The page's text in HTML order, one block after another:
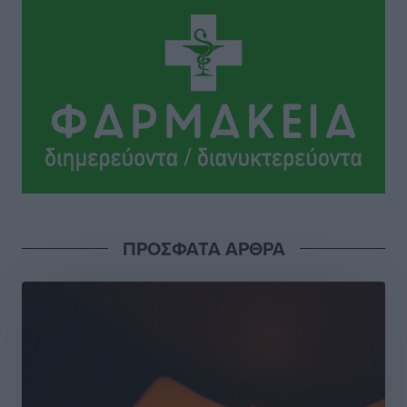
Οδηγός στη Ρόδο τράκαρε σταθμευμένο αυτοκίνητο,
παρέσυρε 72χρονο και διέφυγε
πριν 21 ώρες
Το νέο Ειδικό Χωροταξικό για τον Τουρισμό
ξανασχεδιάζει τον επενδυτικό χάρτη της Ρόδου
Υγείας πρέπει να φτάνει σε κάθε γωνιά – Ενισχύουμε
πριν 22 ώρες
ΠΡΟΣΦΑΤΑ ΑΡΘΡΑ